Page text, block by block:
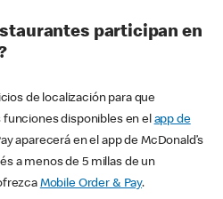
participan en
de localización para que
disponibles en el app de
aparecerá en el app de McDonald’s
a menos de 5 millas de un
Mobile Order & Pay.